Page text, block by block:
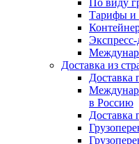
Тарифы и
Экспресс-
Доставка из
Доставка
в Россию
Доставка